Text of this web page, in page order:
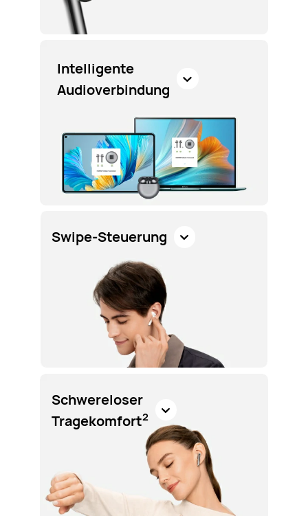
Intelligente
Audioverbindung
Swipe-Steuerung
Schwereloser
Tragekomfort2